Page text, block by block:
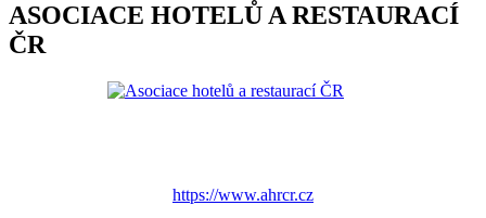
ASOCIACE HOTELŮ A RESTAURACÍ
ČR
https://www.ahrcr.cz